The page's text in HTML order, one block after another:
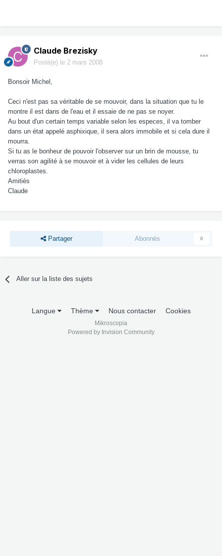
Claude Brezisky
Posté(e) le 2 mars 2008
Bonsoir Michel,
Ceci n'est pas sa véritable de se mouvoir, dans la situation que tu le
montre il est dans de l'eau et il essaie de ne pas se noyer.
Au bout d'un certain temps variable selon les especes, il va tomber
dans un état appelé asphixique, il sera alors immobile et si cela dure il
mourra.
Si tu as le bonheur de pouvoir l'observer sur un brin de mousse, tu
verras son agilité à se mouvoir et à vider les cellules de leurs
chloroplastes.
Amitiés
Claude
Partager Abonnés 0
Aller sur la liste des sujets
Langue Thème Nous contacter Cookies
Mikroscopia
Powered by Invision Community